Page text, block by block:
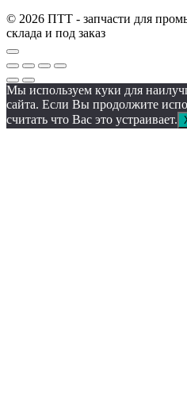
© 2026 ПТТ - запчасти для
склада и под заказ
Мы используем куки для
сайта. Если Вы продолжите
считать что Вас это устраивает.